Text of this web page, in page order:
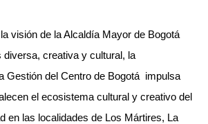
visión de la Alcaldía Mayor de Bogotá
diversa, creativa y cultural, la
Gestión del Centro de Bogotá  impulsa
el ecosistema cultural y creativo del
en las localidades de Los Mártires, La